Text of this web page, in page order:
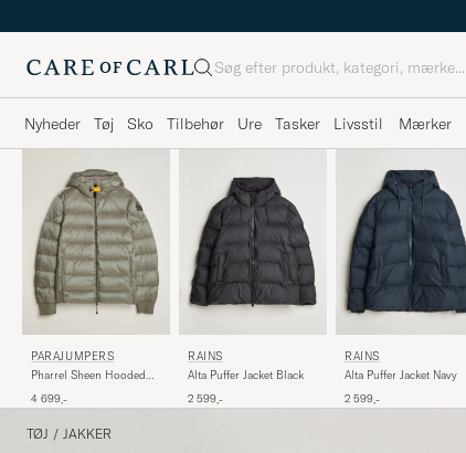
Søg
Nyheder Tøj Sko Tilbehør Ure Tasker Livsstil Mærker
PARAJUMPERS
Pharrel Sheen Hooded
4 699,-
RAINS
Alta Puffer Jacket Black
2 599,-
RAINS
Alta Puffer Jacket Navy
2 599,-
TØJ / JAKKER